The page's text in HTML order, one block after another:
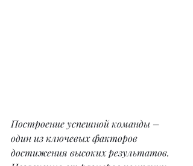
Построение успешной команды –
один из ключевых факторов
достижения высоких результатов.